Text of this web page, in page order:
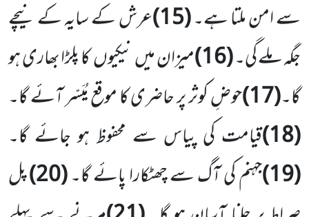
سے امن ملتا ہے۔(15)
عرش کے سایہ کے نیچے
جگہ ملے گی۔(16)
میزان میں نیکیوں کا پلڑا بھاری ہو
گا۔(17)
حوضِ کوثر پر حاضری کا موقع مُیَسّر آئے گا۔
(18)
قیامت کی پیاس سے محفوظ ہو جائے گا۔
(19)
جہنم کی آگ سے چھٹکارا پائے گا۔(20)
پل